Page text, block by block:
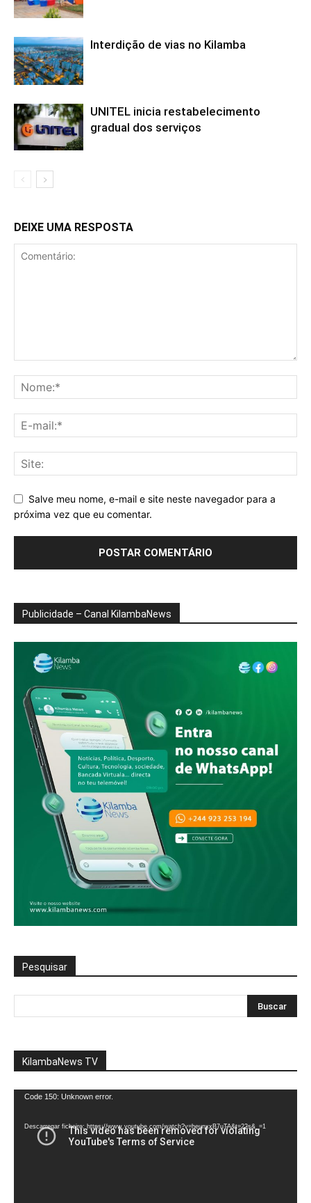
Interdição de vias no Kilamba
UNITEL inicia restabelecimento
gradual dos serviços
DEIXE UMA RESPOSTA
Salve meu nome, e-mail e site neste navegador para a
próxima vez que eu comentar.
Publicidade – Canal KilambaNews
Pesquisar
KilambaNews TV
Reprodutor
vídeo
Code 150: Unknown error.
Descarregar ficheiro: https://www.youtube.com/watch?v=heunxxB7uTA&t=22s&_=1